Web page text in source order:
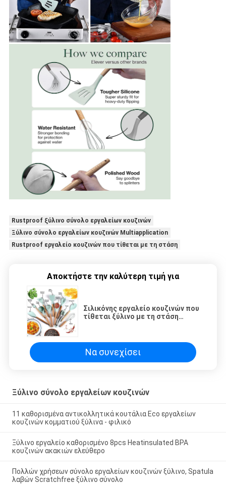
Rustproof ξύλινο σύνολο εργαλείων κουζινών
Ξύλινο σύνολο εργαλείων κουζινών Multiapplication
Rustproof εργαλείο κουζινών που τίθεται με τη στάση
Αποκτήστε την καλύτερη τιμή για
Σιλικόνης εργαλείο κουζινών που
τίθεται ξύλινο με τη στάση
Να συνεχίσει
Ξύλινο σύνολο εργαλείων κουζινών
11 καθορισμένα αντικολλητικά κουτάλια Eco εργαλείων
κουζινών κομματιού ξύλινα - φιλικό
Ξύλινο εργαλείο καθορισμένο 8pcs Heatinsulated BPA
κουζινών ακακιών ελεύθερο
Πολλών χρήσεων σύνολο εργαλείων κουζινών ξύλινο, Spatula
λαβών Scratchfree ξύλινο σύνολο